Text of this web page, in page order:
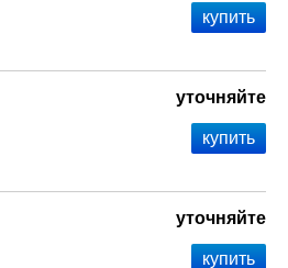
уточняйте
уточняйте